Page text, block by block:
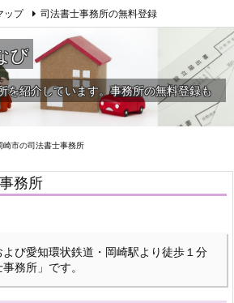
ップ 司法書士事務所の無料登録
び
を紹介しています。事務所の無料登録も
崎市の司法書士事務所
務所
び愛知環状鉄道・岡崎駅より徒歩１分
務所」です。